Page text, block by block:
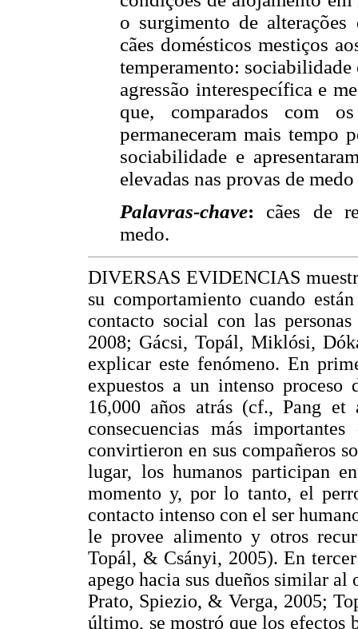
o surgimento de
cães domésticos mestiços
temperamento:
agressão interespecífica e
que, comparados com
permaneceram mais tempo
sociabilidade e
elevadas nas provas de
Palavras-chave: cães de
medo.
DIVERSAS EVIDENCIAS
su comportamiento cuando
contacto social con las
2008; Gácsi, Topál, Miklósi,
explicar este fenómeno. En
expuestos a un intenso
16,000 años atrás (cf., Pang
consecuencias más
convirtieron en sus compañeros
lugar, los humanos participan
momento y, por lo tanto, el
contacto intenso con el ser
le provee alimento y otros
Topál, & Csányi, 2005). En
apego hacia sus dueños similar al
Prato, Spiezio, & Verga, 2005;
último, se mostró que los efectos